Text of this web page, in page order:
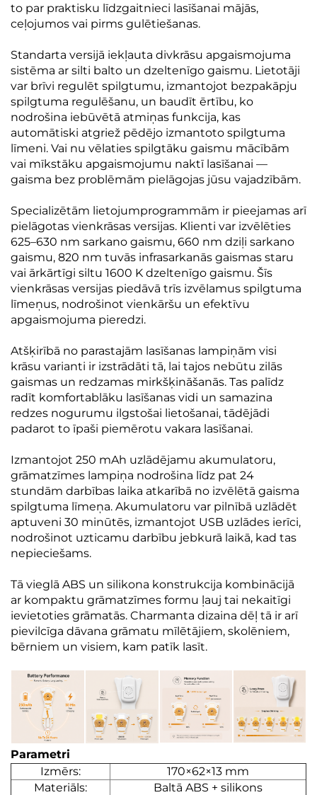
to par praktisku līdzgaitnieci lasīšanai mājās,
ceļojumos vai pirms gulētiešanas.
Standarta versijā iekļauta divkrāsu apgaismojuma
sistēma ar silti balto un dzeltenīgo gaismu. Lietotāji
var brīvi regulēt spilgtumu, izmantojot bezpakāpju
spilgtuma regulēšanu, un baudīt ērtību, ko
nodrošina iebūvētā atmiņas funkcija, kas
automātiski atgriež pēdējo izmantoto spilgtuma
līmeni. Vai nu vēlaties spilgtāku gaismu mācībām
vai mīkstāku apgaismojumu naktī lasīšanai —
gaisma bez problēmām pielāgojas jūsu vajadzībām.
Specializētām lietojumprogrammām ir pieejamas arī
pielāgotas vienkrāsas versijas. Klienti var izvēlēties
625–630 nm sarkano gaismu, 660 nm dziļi sarkano
gaismu, 820 nm tuvās infrasarkanās gaismas staru
vai ārkārtīgi siltu 1600 K dzeltenīgo gaismu. Šīs
vienkrāsas versijas piedāvā trīs izvēlamus spilgtuma
līmeņus, nodrošinot vienkāršu un efektīvu
apgaismojuma pieredzi.
Atšķirībā no parastajām lasīšanas lampiņām visi
krāsu varianti ir izstrādāti tā, lai tajos nebūtu zilās
gaismas un redzamas mirkšķināšanās. Tas palīdz
radīt komfortablāku lasīšanas vidi un samazina
redzes nogurumu ilgstošai lietošanai, tādējādi
padarot to īpaši piemērotu vakara lasīšanai.
Izmantojot 250 mAh uzlādējamu akumulatoru,
grāmatzīmes lampiņa nodrošina līdz pat 24
stundām darbības laika atkarībā no izvēlētā gaisma
spilgtuma līmeņa. Akumulatoru var pilnībā uzlādēt
aptuveni 30 minūtēs, izmantojot USB uzlādes ierīci,
nodrošinot uzticamu darbību jebkurā laikā, kad tas
nepieciešams.
Tā vieglā ABS un silikona konstrukcija kombinācijā
ar kompaktu grāmatzīmes formu ļauj tai nekaitīgi
ievietoties grāmatās. Charmanta dizaina dēļ tā ir arī
pievilcīga dāvana grāmatu mīlētājiem, skolēniem,
bērniem un visiem, kam patīk lasīt.
Parametri
Izmērs:
170×62×13 mm
Materiāls:
Baltā ABS + silikons